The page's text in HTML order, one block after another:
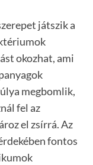
játszik a
okozhat, ami
megbomlik,
fel az
el zsírrá. Az
fontos